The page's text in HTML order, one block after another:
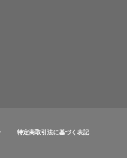
特定商取引法に基づく表記